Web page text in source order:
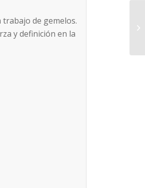
de gemelos.
y definición en la